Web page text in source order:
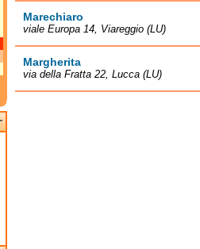
Marechiaro
viale Europa 14, Viareggio (LU)
Margherita
via della Fratta 22, Lucca (LU)